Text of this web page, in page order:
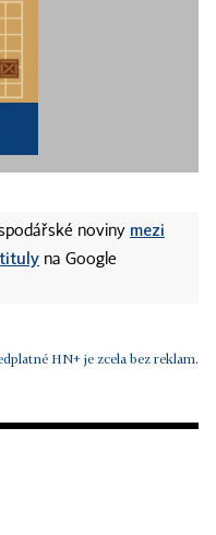
noviny mezi
na Google
HN+ je zcela bez reklam.